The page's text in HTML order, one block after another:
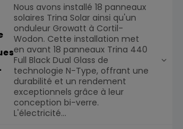
Nous avons installé 18 panneaux
solaires Trina Solar ainsi qu'un
onduleur Growatt à Cortil-
Wodon. Cette installation met
en avant 18 panneaux Trina 440
Full Black Dual Glass de
technologie N-Type, offrant une
durabilité et un rendement
exceptionnels grâce à leur
conception bi-verre.
L'électricité...